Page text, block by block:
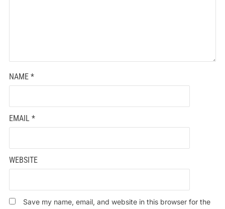
NAME *
EMAIL *
WEBSITE
Save my name, email, and website in this browser for the